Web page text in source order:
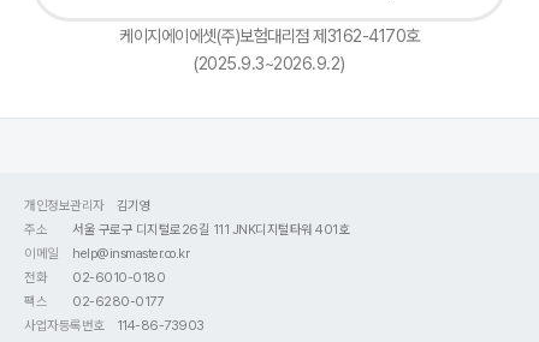
케이지에이에셋(주)보험대리점 제3162-4170호
(2025.9.3~2026.9.2)
개인정보관리자
김기영
주소
서울 구로구 디지털로26길 111 JNK디지털타워 401호
이메일
help@insmaster.co.kr
전화
02-6010-0180
팩스
02-6280-0177
사업자등록번호
114-86-73903